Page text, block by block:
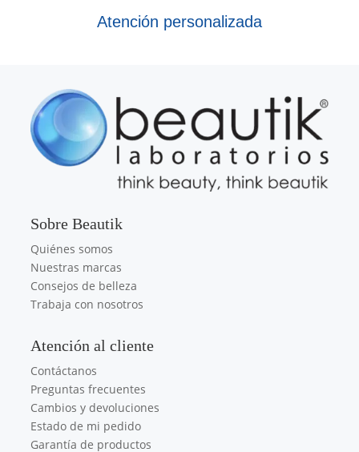
Atención personalizada
Sobre Beautik
Quiénes somos
Nuestras marcas
Consejos de belleza
Trabaja con nosotros
Atención al cliente
Contáctanos
Preguntas frecuentes
Cambios y devoluciones
Estado de mi pedido
Garantía de productos